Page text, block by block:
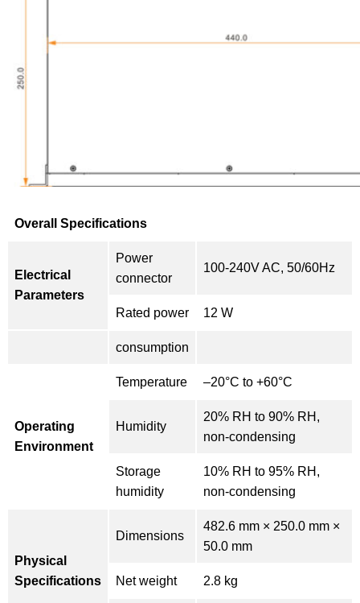
Overall Specifications
Electrical
Parameters
Power
connector
100-240V AC, 50/60Hz
Rated power 12 W
consumption
Operating
Environment
Temperature –20°C to +60°C
Humidity
20% RH to 90% RH,
non-condensing
Storage
humidity
10% RH to 95% RH,
non-condensing
Physical
Specifications
Dimensions
482.6 mm × 250.0 mm ×
50.0 mm
Net weight 2.8 kg